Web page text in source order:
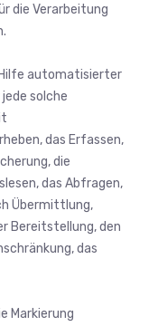
die Verarbeitung
automatisierter
solche
das Erfassen,
die
das Abfragen,
Übermittlung,
Bereitstellung, den
das
Markierung